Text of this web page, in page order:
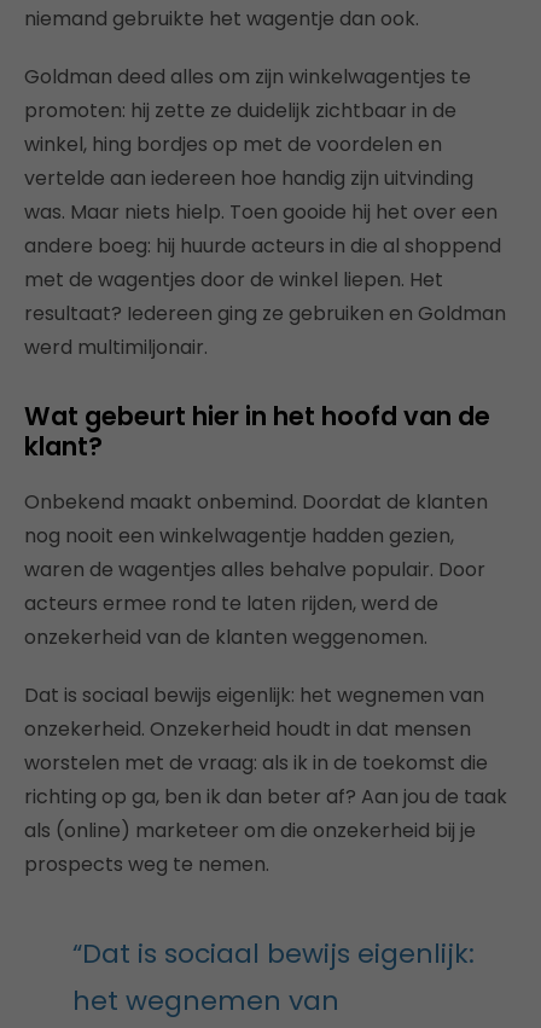
niemand gebruikte het wagentje dan ook.
Goldman deed alles om zijn winkelwagentjes te
promoten: hij zette ze duidelijk zichtbaar in de
winkel, hing bordjes op met de voordelen en
vertelde aan iedereen hoe handig zijn uitvinding
was. Maar niets hielp. Toen gooide hij het over een
andere boeg: hij huurde acteurs in die al shoppend
met de wagentjes door de winkel liepen. Het
resultaat? Iedereen ging ze gebruiken en Goldman
werd multimiljonair.
Wat gebeurt hier in het hoofd van de
klant?
Onbekend maakt onbemind. Doordat de klanten
nog nooit een winkelwagentje hadden gezien,
waren de wagentjes alles behalve populair. Door
acteurs ermee rond te laten rijden, werd de
onzekerheid van de klanten weggenomen.
Dat is sociaal bewijs eigenlijk: het wegnemen van
onzekerheid. Onzekerheid houdt in dat mensen
worstelen met de vraag: als ik in de toekomst die
richting op ga, ben ik dan beter af? Aan jou de taak
als (online) marketeer om die onzekerheid bij je
prospects weg te nemen.
“Dat is sociaal bewijs eigenlijk:
het wegnemen van